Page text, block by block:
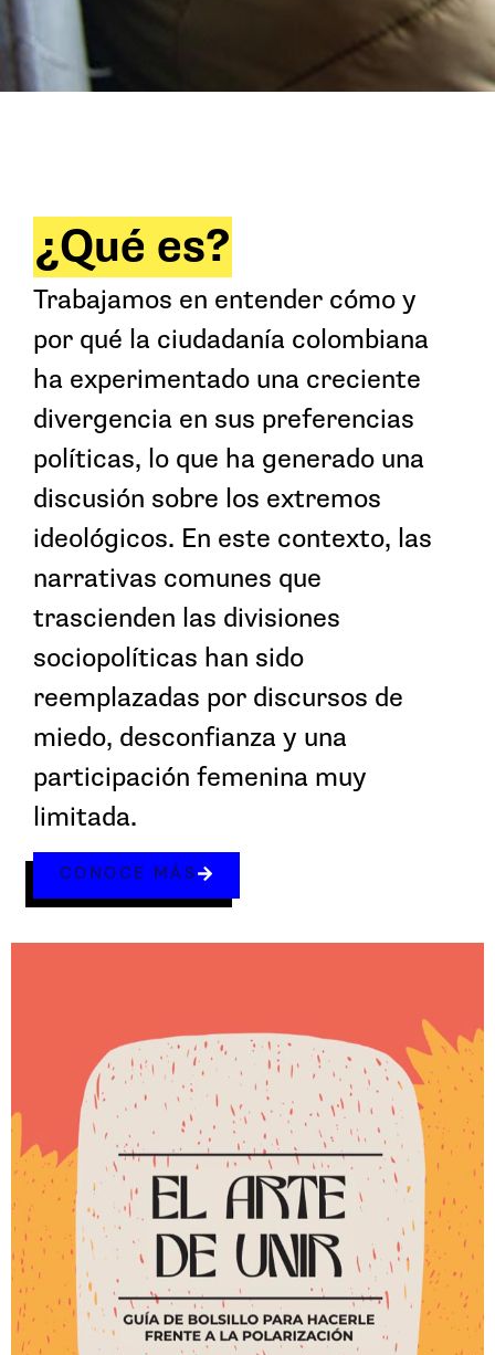
¿Qué es?
Trabajamos en entender cómo y
por qué la ciudadanía colombiana
ha experimentado una creciente
divergencia en sus preferencias
políticas, lo que ha generado una
discusión sobre los extremos
ideológicos. En este contexto, las
narrativas comunes que
trascienden las divisiones
sociopolíticas han sido
reemplazadas por discursos de
miedo, desconfianza y una
participación femenina muy
limitada.
CONOCE MÁS